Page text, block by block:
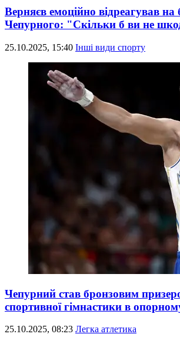
Верняєв емоційно відреагував на
Чепурного: "Скільки б ви не
25.10.2025, 15:40 Інші види спорту
Чепурний став бронзовим
спортивної гімнастики в
25.10.2025, 08:23 Легка атлетика